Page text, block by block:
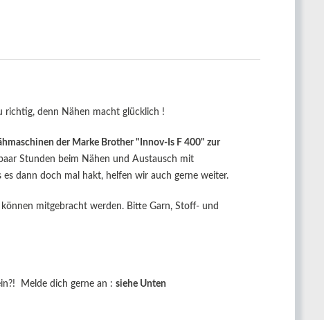
richtig, denn Nähen macht glücklich !
der Marke Brother "Innov-Is F 400" zur
Stunden beim Nähen und Austausch mit
dann doch mal hakt, helfen wir auch gerne weiter.
mitgebracht werden. Bitte Garn, Stoff- und
Melde dich gerne an : siehe Unten